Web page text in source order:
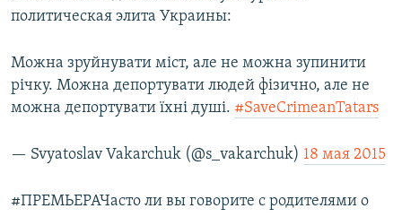
политическая элита Украины:
Можна зруйнувати міст, але не можна зупинити
річку. Можна депортувати людей фізично, але не
можна депортувати їхні душі. #SaveCrimeanTatars
— Svyatoslav Vakarchuk (@s_vakarchuk) 18 мая 2015
#ПРЕМЬЕРАЧасто ли вы говорите с родителями о